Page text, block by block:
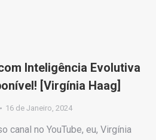
Inteligência Evolutiva
[Virgínia Haag]
16 de Janeiro, 2024
canal no YouTube, eu, Virgínia